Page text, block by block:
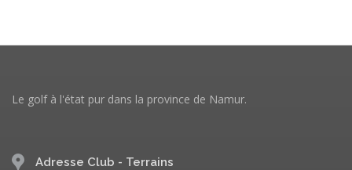
Le golf à l'état pur dans la province de Namur.
Adresse Club - Terrains